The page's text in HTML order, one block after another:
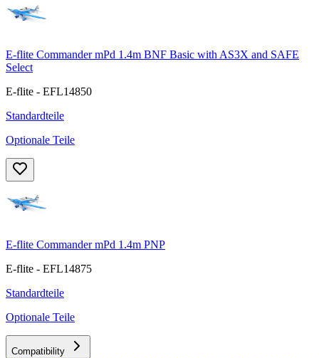
E-flite Commander mPd 1.4m BNF Basic with AS3X and SAFE
Select
E-flite - EFL14850
Standardteile
Optionale Teile
E-flite Commander mPd 1.4m PNP
E-flite - EFL14875
Standardteile
Optionale Teile
Compatibility